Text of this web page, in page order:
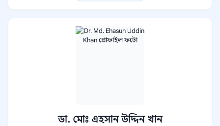
ডা. মোঃ এহসান উদ্দিন খান